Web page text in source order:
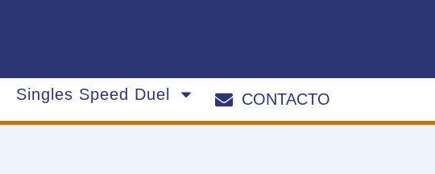
Singles Speed Duel CONTACTO